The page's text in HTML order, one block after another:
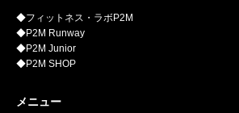
◆フィットネス・ラボP2M
◆P2M Runway
◆P2M Junior
◆P2M SHOP
メニュー